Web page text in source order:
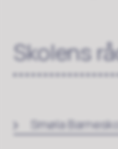
Skolens
Smøla